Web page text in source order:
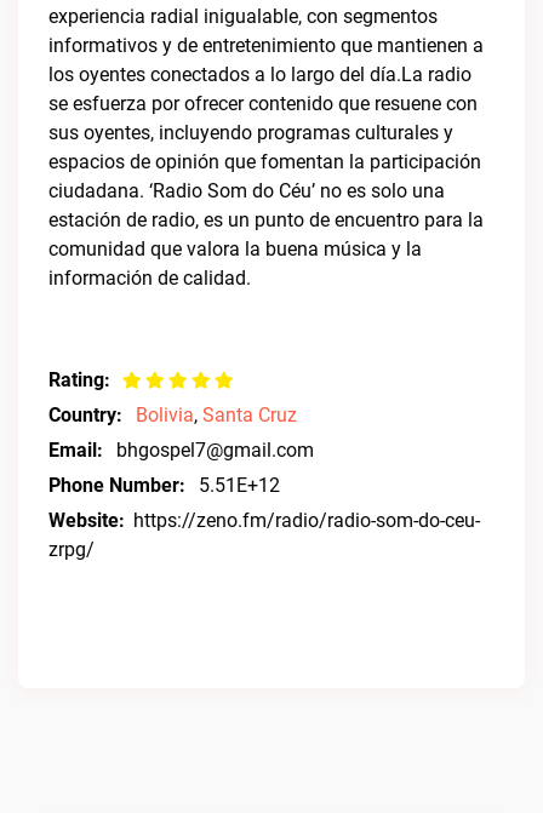
experiencia radial inigualable, con segmentos
informativos y de entretenimiento que mantienen a
los oyentes conectados a lo largo del día.La radio
se esfuerza por ofrecer contenido que resuene con
sus oyentes, incluyendo programas culturales y
espacios de opinión que fomentan la participación
ciudadana. ‘Radio Som do Céu’ no es solo una
estación de radio, es un punto de encuentro para la
comunidad que valora la buena música y la
información de calidad.
Rating:
Country:
Bolivia, Santa Cruz
Email:
bhgospel7@gmail.com
Phone Number:
5.51E+12
Website: https://zeno.fm/radio/radio-som-do-ceu-
zrpg/